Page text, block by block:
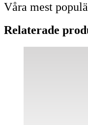
Våra mest
Relaterade